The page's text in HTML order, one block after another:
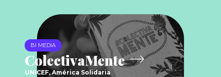
BI MEDIA
ColectivaMente
UNICEF, América Solidaria